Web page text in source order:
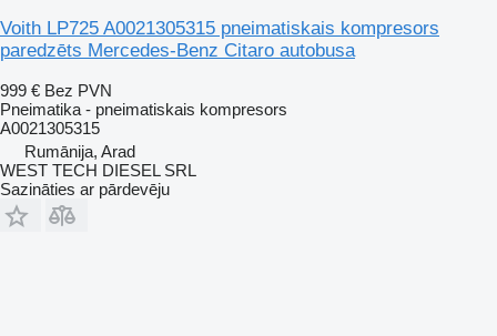
Voith LP725 A0021305315 pneimatiskais kompresors
paredzēts Mercedes-Benz Citaro autobusa
999 € Bez PVN
Pneimatika - pneimatiskais kompresors
A0021305315
Rumānija, Arad
WEST TECH DIESEL SRL
Sazināties ar pārdevēju